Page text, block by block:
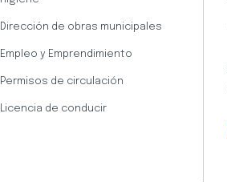
Dirección de obras municipales
Empleo y Emprendimiento
Permisos de circulación
Licencia de conducir